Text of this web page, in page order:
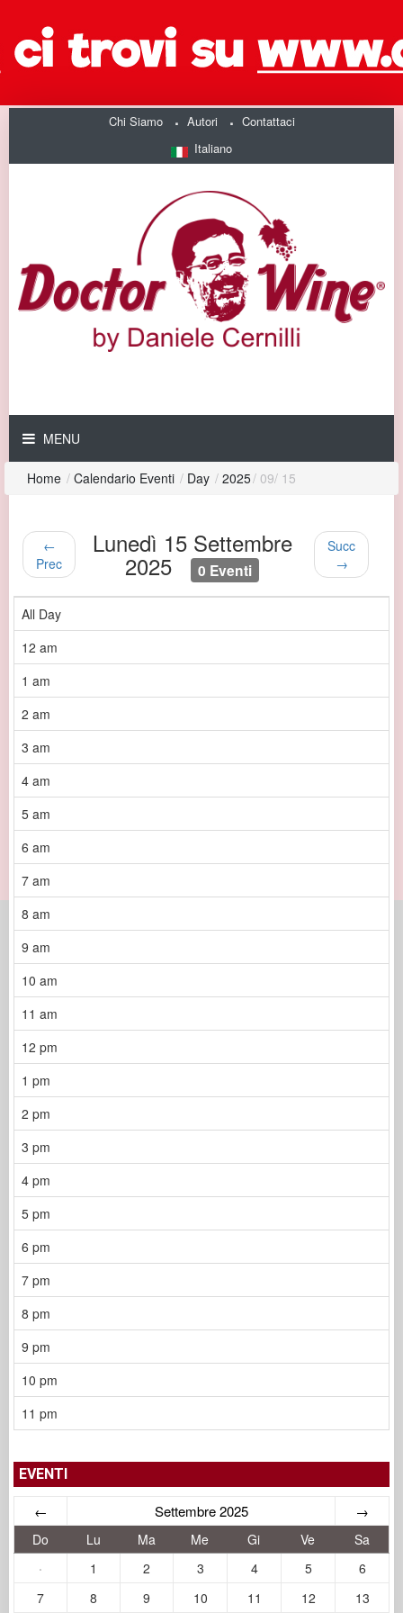
Chi Siamo Autori
Contattaci
Italiano
MENU
Home / Calendario Eventi / Day / 2025/ 09/ 15
←
Prec
Lunedì 15 Settembre
2025 0 Eventi
Succ
→
All Day
12 am
1 am
2 am
3 am
4 am
5 am
6 am
7 am
8 am
9 am
10 am
11 am
12 pm
1 pm
2 pm
3 pm
4 pm
5 pm
6 pm
7 pm
8 pm
9 pm
10 pm
11 pm
EVENTI
← Settembre 2025 →
Do Lu Ma Me Gi Ve
Sa
·
1 2 3 4 5
6
7
8 9 10 11 12 13